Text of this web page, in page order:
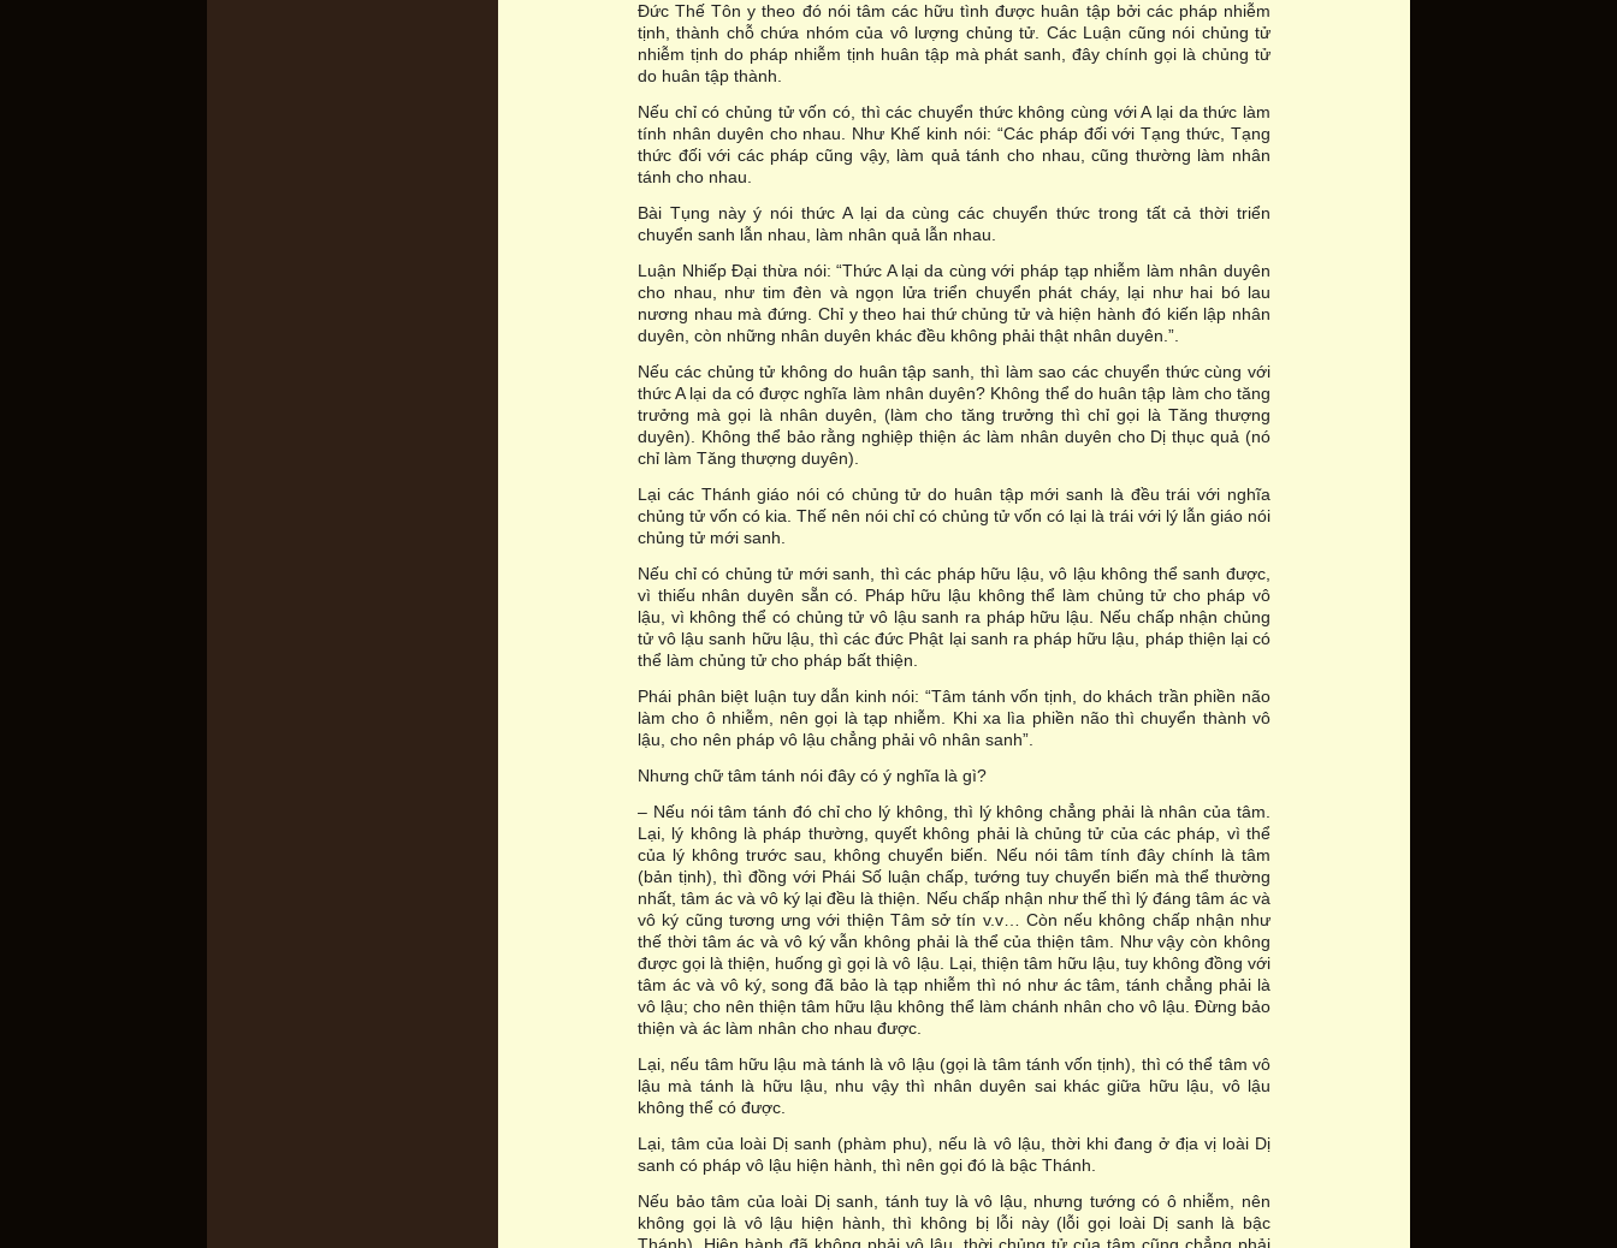
Ðức Thế Tôn y theo đó nói tâm các hữu tình được huân tập bởi các pháp nhiễm
tịnh, thành chỗ chứa nhóm của vô lượng chủng tử. Các Luận cũng nói chủng tử
nhiễm tịnh do pháp nhiễm tịnh huân tập mà phát sanh, đây chính gọi là chủng tử
do huân tập thành.
Nếu chỉ có chủng tử vốn có, thì các chuyển thức không cùng với A lại da thức làm
tính nhân duyên cho nhau. Như Khế kinh nói: “Các pháp đối với Tạng thức, Tạng
thức đối với các pháp cũng vậy, làm quả tánh cho nhau, cũng thường làm nhân
tánh cho nhau.
Bài Tụng này ý nói thức A lại da cùng các chuyển thức trong tất cả thời triển
chuyển sanh lẫn nhau, làm nhân quả lẫn nhau.
Luận Nhiếp Ðại thừa nói: “Thức A lại da cùng với pháp tạp nhiễm làm nhân duyên
cho nhau, như tim đèn và ngọn lửa triển chuyển phát cháy, lại như hai bó lau
nương nhau mà đứng. Chỉ y theo hai thứ chủng tử và hiện hành đó kiến lập nhân
duyên, còn những nhân duyên khác đều không phải thật nhân duyên.”.
Nếu các chủng tử không do huân tập sanh, thì làm sao các chuyển thức cùng với
thức A lại da có được nghĩa làm nhân duyên? Không thể do huân tập làm cho tăng
trưởng mà gọi là nhân duyên, (làm cho tăng trưởng thì chỉ gọi là Tăng thượng
duyên). Không thể bảo rằng nghiệp thiện ác làm nhân duyên cho Dị thục quả (nó
chỉ làm Tăng thượng duyên).
Lại các Thánh giáo nói có chủng tử do huân tập mới sanh là đều trái với nghĩa
chủng tử vốn có kia. Thế nên nói chỉ có chủng tử vốn có lại là trái với lý lẫn giáo nói
chủng tử mới sanh.
Nếu chỉ có chủng tử mới sanh, thì các pháp hữu lậu, vô lậu không thể sanh được,
vì thiếu nhân duyên sẵn có. Pháp hữu lậu không thể làm chủng tử cho pháp vô
lậu, vì không thể có chủng tử vô lậu sanh ra pháp hữu lậu. Nếu chấp nhận chủng
tử vô lậu sanh hữu lậu, thì các đức Phật lại sanh ra pháp hữu lậu, pháp thiện lại có
thể làm chủng tử cho pháp bất thiện.
Phái phân biệt luận tuy dẫn kinh nói: “Tâm tánh vốn tịnh, do khách trần phiền não
làm cho ô nhiễm, nên gọi là tạp nhiễm. Khi xa lìa phiền não thì chuyển thành vô
lậu, cho nên pháp vô lậu chẳng phải vô nhân sanh”.
Nhưng chữ tâm tánh nói đây có ý nghĩa là gì?
– Nếu nói tâm tánh đó chỉ cho lý không, thì lý không chẳng phải là nhân của tâm.
Lại, lý không là pháp thường, quyết không phải là chủng tử của các pháp, vì thể
của lý không trước sau, không chuyển biến. Nếu nói tâm tính đây chính là tâm
(bản tịnh), thì đồng với Phái Số luận chấp, tướng tuy chuyển biến mà thể thường
nhất, tâm ác và vô ký lại đều là thiện. Nếu chấp nhận như thế thì lý đáng tâm ác và
vô ký cũng tương ưng với thiện Tâm sở tín v.v… Còn nếu không chấp nhận như
thế thời tâm ác và vô ký vẫn không phải là thể của thiện tâm. Như vậy còn không
được gọi là thiện, huống gì gọi là vô lậu. Lại, thiện tâm hữu lậu, tuy không đồng với
tâm ác và vô ký, song đã bảo là tạp nhiễm thì nó như ác tâm, tánh chẳng phải là
vô lậu; cho nên thiện tâm hữu lậu không thể làm chánh nhân cho vô lậu. Ðừng bảo
thiện và ác làm nhân cho nhau được.
Lại, nếu tâm hữu lậu mà tánh là vô lậu (gọi là tâm tánh vốn tịnh), thì có thể tâm vô
lậu mà tánh là hữu lậu, nhu vậy thì nhân duyên sai khác giữa hữu lậu, vô lậu
không thể có được.
Lại, tâm của loài Dị sanh (phàm phu), nếu là vô lậu, thời khi đang ở địa vị loài Dị
sanh có pháp vô lậu hiện hành, thì nên gọi đó là bậc Thánh.
Nếu bảo tâm của loài Dị sanh, tánh tuy là vô lậu, nhưng tướng có ô nhiễm, nên
không gọi là vô lậu hiện hành, thì không bị lỗi này (lỗi gọi loài Dị sanh là bậc